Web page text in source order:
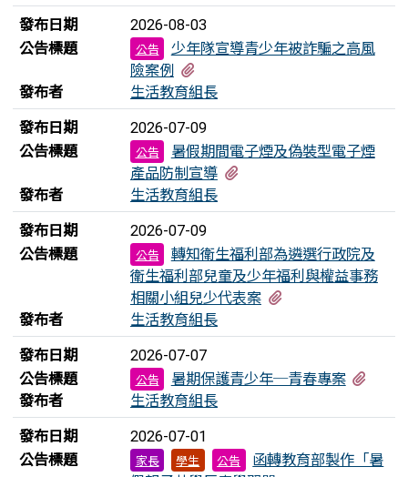
發布日期
2026-08-03
公告標題 公告
少年隊宣導青少年被詐騙之高風
險案例
發布者
生活教育組長
發布日期
2026-07-09
公告標題 公告
暑假期間電子煙及偽裝型電子煙
產品防制宣導
發布者
生活教育組長
發布日期
2026-07-09
公告標題 公告
轉知衛生福利部為遴選行政院及
衛生福利部兒童及少年福利與權益事務
相關小組兒少代表案
發布者
生活教育組長
發布日期
2026-07-07
公告標題 公告 暑期保護青少年─青春專案
發布者
生活教育組長
發布日期
2026-07-01
公告標題 家長 學生 公告
函轉教育部製作「暑